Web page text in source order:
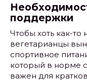
поддержки
Чтобы хоть как-то
вегетарианцы
спортивное
который в норме
важен для